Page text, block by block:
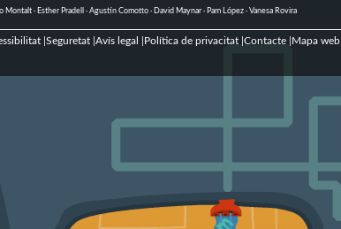
Montalt · Esther Pradell · Agustín Comotto · David Maynar · Pam López · Vanesa Rovira
| Seguretat| Avís legal Política de privacitat| Contacte| Mapa web